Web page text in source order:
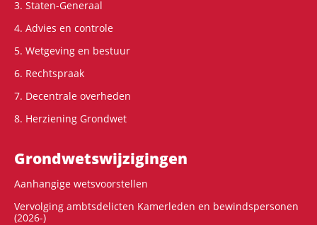
3. Staten-Generaal
4. Advies en controle
5. Wetgeving en bestuur
6. Rechtspraak
7. Decentrale overheden
8. Herziening Grondwet
Grondwets­wijzigingen
Aanhangige wetsvoorstellen
Vervolging ambtsdelicten Kamerleden en bewindspersonen
(2026-)